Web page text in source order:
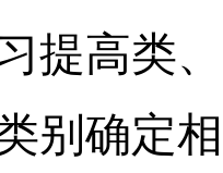
提高类
别确定